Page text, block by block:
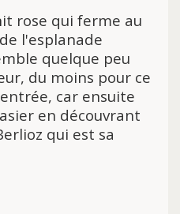
rose qui ferme au
l'esplanade
quelque peu
du moins pour ce
car ensuite
en découvrant
qui est sa